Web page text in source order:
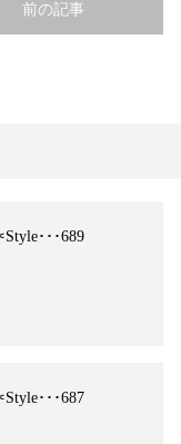
前の記事
･･･689
･･･687